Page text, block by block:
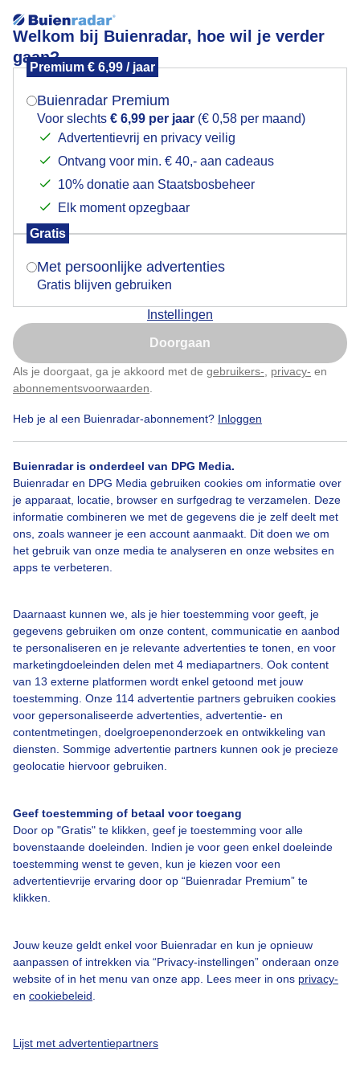
Welkom bij Buienradar, hoe wil je verder
gaan?
Premium € 6,99 / jaar
Buienradar Premium
Voor slechts € 6,99 per jaar (€ 0,58 per maand)
Advertentievrij en privacy veilig
Ontvang voor min. € 40,- aan cadeaus
10% donatie aan Staatsbosbeheer
Elk moment opzegbaar
Gratis
Met persoonlijke advertenties
Gratis blijven gebruiken
Instellingen
Doorgaan
Als je doorgaat, ga je akkoord met de gebruikers- privacy- en
abonnementsvoorwaarden
Heb je al een Buienradar-abonnement? Inloggen
Buienradar is onderdeel van DPG Media.
Buienradar en DPG Media gebruiken cookies om informatie over
je apparaat, locatie, browser en surfgedrag te verzamelen. Deze
informatie combineren we met de gegevens die je zelf deelt met
ons, zoals wanneer je een account aanmaakt. Dit doen we om
het gebruik van onze media te analyseren en onze websites en
apps te verbeteren.
Daarnaast kunnen we, als je hier toestemming voor geeft, je
gegevens gebruiken om onze content, communicatie en aanbod
te personaliseren en je relevante advertenties te tonen, en voor
marketingdoeleinden delen met 4 mediapartners. Ook content
van 13 externe platformen wordt enkel getoond met jouw
toestemming. Onze 114 advertentie partners gebruiken cookies
voor gepersonaliseerde advertenties, advertentie- en
contentmetingen, doelgroepenonderzoek en ontwikkeling van
diensten. Sommige advertentie partners kunnen ook je precieze
geolocatie hiervoor gebruiken.
Geef toestemming of betaal voor toegang
Door op "Gratis" te klikken, geef je toestemming voor alle
bovenstaande doeleinden. Indien je voor geen enkel doeleinde
toestemming wenst te geven, kun je kiezen voor een
advertentievrije ervaring door op “Buienradar Premium” te
klikken.
Jouw keuze geldt enkel voor Buienradar en kun je opnieuw
aanpassen of intrekken via “Privacy-instellingen” onderaan onze
website of in het menu van onze app. Lees meer in ons privacy-
en cookiebeleid
Lijst met advertentiepartners
Duindoornbessen in het zonnetje
Duindoornbessen rijpen in het zonnetje in duingebied
Berkheide bij Katwijk.
Door: Zwitserw Gemaakt: 25-07-2025, 117x bekeken
Duindoorn Zomer Zon
Bekijk slideshow
Een moment geduld aub...
Over Buienradar
Bedrijfsgegevens
Veelgestelde vragen
Contact
Toegankelijkheid
Adverteren
Buienradar Team
Mogen we je locatie gebruiken voor het
Indien je hier nog geen akkoord op hebt gegeven,
verschijnt er zo een pop-up uit je browser waarin
Is goed, toon de popup
Nu niet, misschien later
Klik hierom dit aan te passen